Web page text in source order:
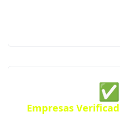
✅
Empresas